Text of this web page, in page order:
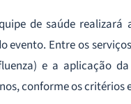
de saúde
evento. Entre os
e a aplicação
conforme os